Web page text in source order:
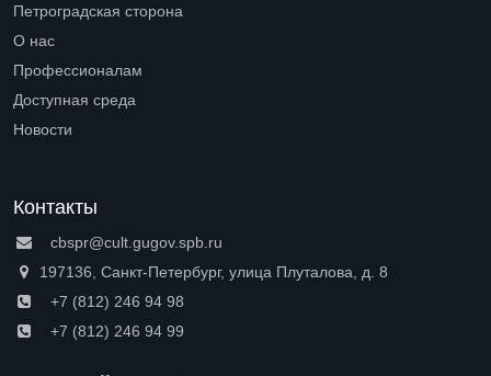
Петроградская сторона
О нас
Профессионалам
Доступная среда
Новости
Контакты
cbspr@cult.gugov.spb.ru
197136, Санкт-Петербург, улица Плуталова, д. 8
+7 (812) 246 94 98
+7 (812) 246 94 99